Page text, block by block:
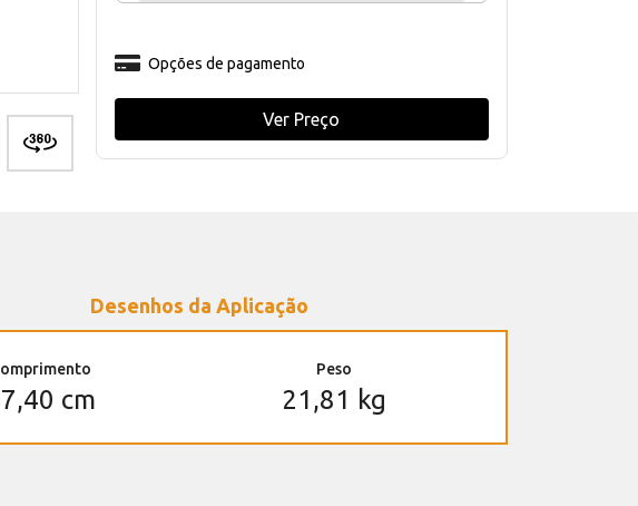
Opções de pagamento
Ver Preço
Desenhos da Aplicação
cm
Peso
21,81 kg